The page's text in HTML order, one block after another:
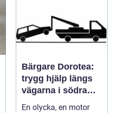
Bärgare Dorotea:
trygg hjälp längs
vägarna i södra
lappland
En olycka, en motor